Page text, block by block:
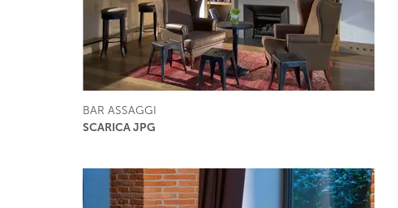
BAR ASSAGGI
SCARICA JPG